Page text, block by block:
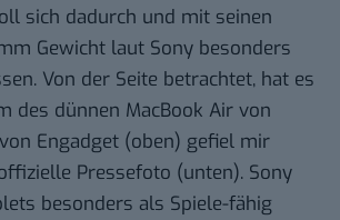
sich dadurch und mit seinen
Gewicht laut Sony besonders
Von der Seite betrachtet, hat es
des dünnen MacBook Air von
Engadget (oben) gefiel mir
Pressefoto (unten). Sony
besonders als Spiele-fähig